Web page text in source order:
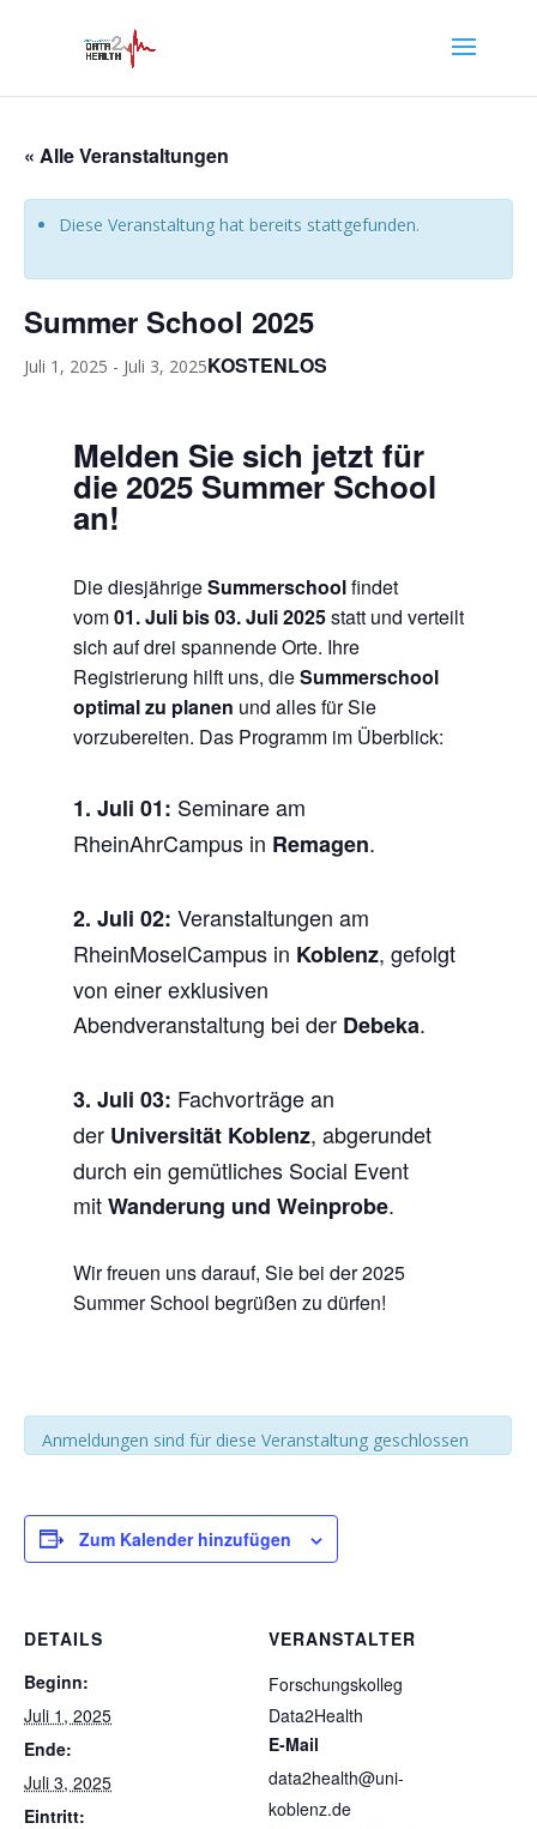
« Alle Veranstaltungen
Diese Veranstaltung hat bereits stattgefunden.
Summer School 2025
Juli 1, 2025 - Juli 3, 2025KOSTENLOS
Melden Sie sich jetzt für
die 2025 Summer School
an!
Die diesjährigeSummerschoolfindet
vom01. Juli bis 03. Juli 2025statt und verteilt
sich auf drei spannende Orte. Ihre
Registrierung hilft uns, dieSummerschool
optimal zu planen und alles für Sie
vorzubereiten. Das Programm im Überblick:
1. Juli 01: Seminare am
RheinAhrCampus in Remagen.
2. Juli 02: Veranstaltungen am
RheinMoselCampus in Koblenz, gefolgt
von einer exklusiven
Abendveranstaltung bei der Debeka.
3. Juli 03: Fachvorträge an
der Universität Koblenz, abgerundet
durch ein gemütliches Social Event
mit Wanderung und Weinprobe.
Wir freuen uns darauf, Sie bei der 2025
Summer School begrüßen zu dürfen!
Anmeldungen sind für diese Veranstaltung geschlossen
Zum Kalender hinzufügen
DETAILS
Beginn:
Juli 1, 2025
Ende:
Juli 3, 2025
Eintritt:
VERANSTALTER
Forschungskolleg
Data2Health
E-Mail
data2health@uni-
koblenz.de